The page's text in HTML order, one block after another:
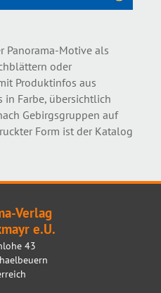
Panorama-Motive als
oder
Produktinfos aus
in Farbe, übersichtlich
Gebirgsgruppen auf
Form ist der Katalog
Verlag
e.U.
43